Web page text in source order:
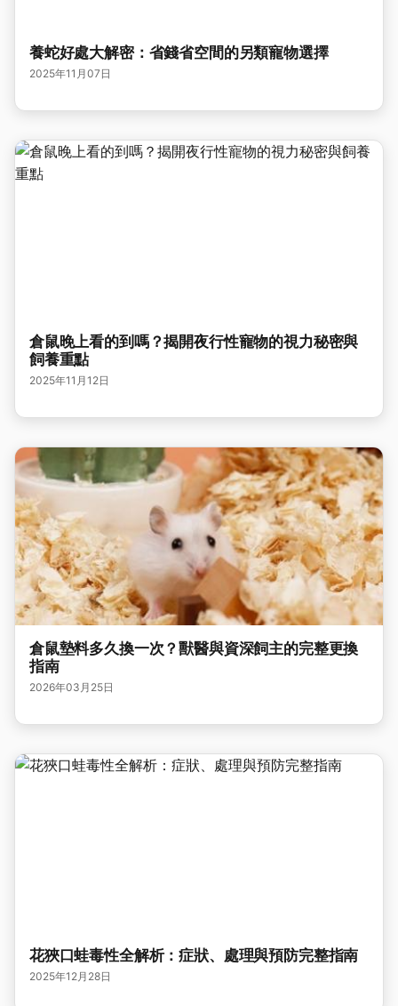
養蛇好處大解密：省錢省空間的另類寵物選擇
2025年11月07日
倉鼠晚上看的到嗎？揭開夜行性寵物的視力秘密與
飼養重點
2025年11月12日
倉鼠墊料多久換一次？獸醫與資深飼主的完整更換
指南
2026年03月25日
花狹口蛙毒性全解析：症狀、處理與預防完整指南
2025年12月28日